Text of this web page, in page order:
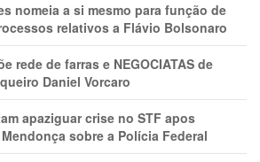
nomeia a si mesmo para função de
relativos a Flávio Bolsonaro
rede de farras e NEGOCIATAS de
Daniel Vorcaro
apaziguar crise no STF apos
sobre a Polícia Federal